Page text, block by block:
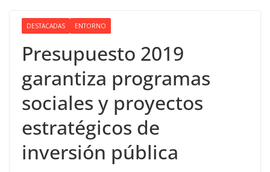
DESTACADAS ENTORNO
Presupuesto 2019
garantiza programas
sociales y proyectos
estratégicos de
inversión pública